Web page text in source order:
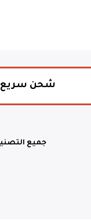
شحن سريع
جميع